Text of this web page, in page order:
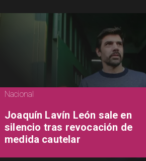
Nacional
Joaquín Lavín León sale en
silencio tras revocación de
medida cautelar